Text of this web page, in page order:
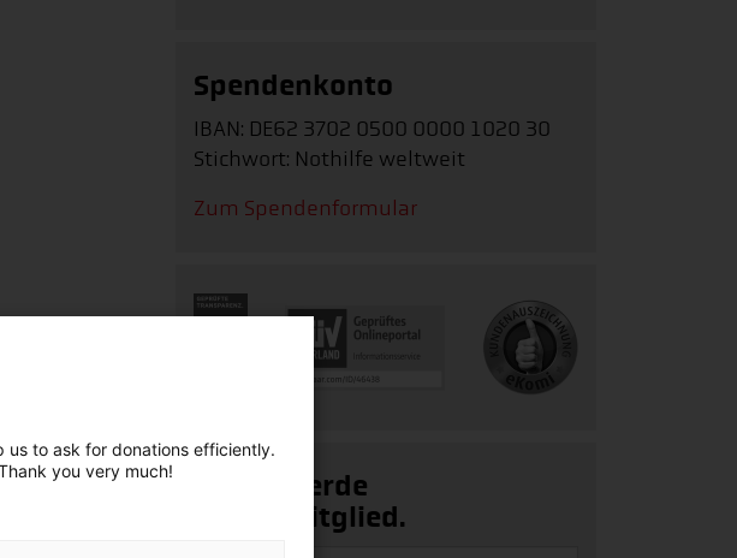
Spendenkonto
IBAN: DE62 3702 0500 0000 1020 30
Stichwort: Nothilfe weltweit
Zum Spendenformular
Ja, ich werde
Fördermitglied.
us to ask for donations efficiently.
you very much!